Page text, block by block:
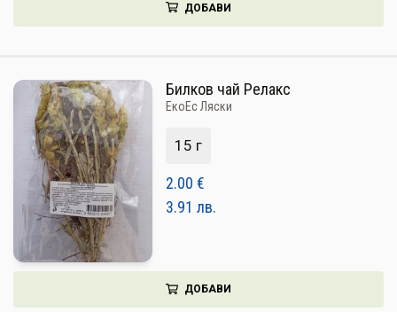
ДОБАВИ
Билков чай Релакс
ЕкоЕс Ляски
15 г
2.00 €
3.91 лв.
ДОБАВИ